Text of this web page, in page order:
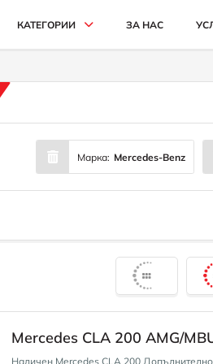
КАТЕГОРИИ
АВТОМОБИЛИ И ДЖИПОВЕ
КАМИОНИ
СЕЛСКОСТОПАНСКИ
ИНДУСТРИАЛНИ
ЗА НАС
Марка: Mercedes-Benz
Mercedes CLA 200 AMG/
Наличен Mercedes CLA 200 Допълнително оборудване: Амбиентно осветление, Спортна спирачна система,